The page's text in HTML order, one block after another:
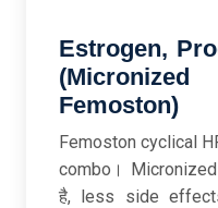
Estrogen,
Femoston)
Femoston cyclical
combo।
है, less side